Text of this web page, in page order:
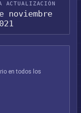
ACTUALIZACIÓN
noviembre
en todos los